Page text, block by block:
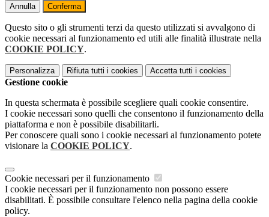
Annulla Conferma
Questo sito o gli strumenti terzi da questo utilizzati si avvalgono di
cookie necessari al funzionamento ed utili alle finalità illustrate nella
COOKIE POLICY.
Personalizza Rifiuta tutti i cookies Accetta tutti i cookies
Gestione cookie
In questa schermata è possibile scegliere quali cookie consentire.
I cookie necessari sono quelli che consentono il funzionamento della
piattaforma e non è possibile disabilitarli.
Per conoscere quali sono i cookie necessari al funzionamento potete
visionare la COOKIE POLICY.
Cookie necessari per il funzionamento
I cookie necessari per il funzionamento non possono essere
disabilitati. È possibile consultare l'elenco nella pagina della cookie
policy.